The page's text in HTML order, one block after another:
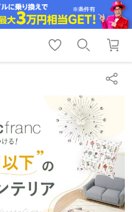
shopping_cart lock_outline
ログイン